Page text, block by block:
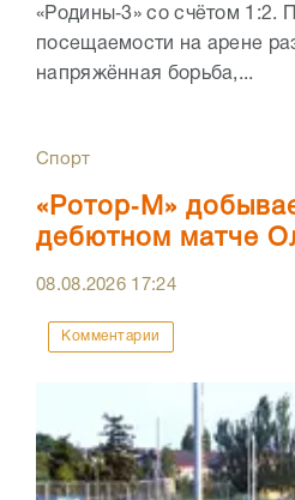
«Родины‑3» со счётом 1:2.
посещаемости на арене
напряжённая борьба,...
Спорт
«Ротор‑М»
дебютном матче
08.08.2026 17:24
Комментарии